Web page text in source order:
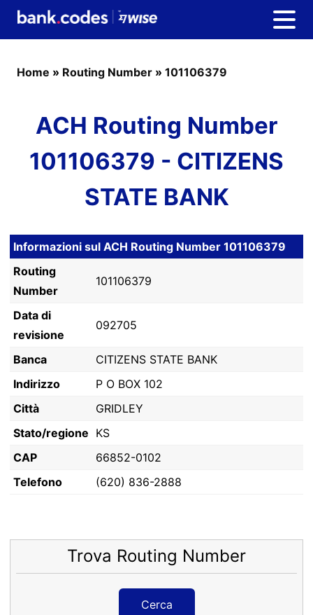
Home » Routing Number » 101106379
ACH Routing Number
101106379 - CITIZENS
STATE BANK
Informazioni sul ACH Routing Number 101106379
Routing
Number
101106379
Data di
revisione
092705
Banca
CITIZENS STATE BANK
Indirizzo
P O BOX 102
Città
GRIDLEY
Stato/regione KS
CAP
66852-0102
Telefono
(620) 836-2888
Trova Routing Number
Cerca